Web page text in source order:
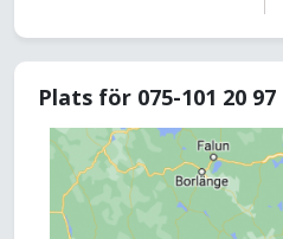
Plats för 075-101 20 97